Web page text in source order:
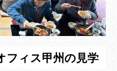
フィス甲州の見学